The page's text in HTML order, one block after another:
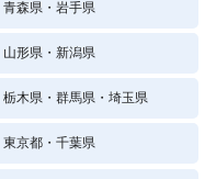
青森県・岩手県
山形県・新潟県
栃木県・群馬県・埼玉県
東京都・千葉県